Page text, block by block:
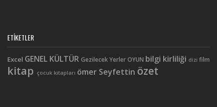
ETIKETLER
Excel GENEL KÜLTÜR Gezilecek YerlerOYUN bilgi kirliliği dizi film
kitap çocuk kitapları ömer Seyfettin özet